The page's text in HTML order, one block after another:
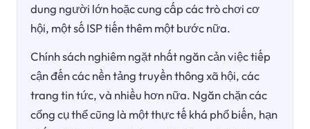
dung người lớn hoặc cung cấp các trò chơi cơ
hội, một số ISP tiến thêm một bước nữa.
Chính sách nghiêm ngặt nhất ngăn cản việc tiếp
cận đến các nền tảng truyền thông xã hội, các
trang tin tức, và nhiều hơn nữa. Ngăn chặn các
cổng cụ thể cũng là một thực tế khá phổ biến, hạn